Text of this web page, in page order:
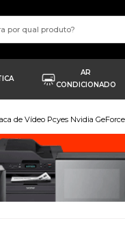
AR
CONDICIONADO
de Vídeo Pcyes Nvidia